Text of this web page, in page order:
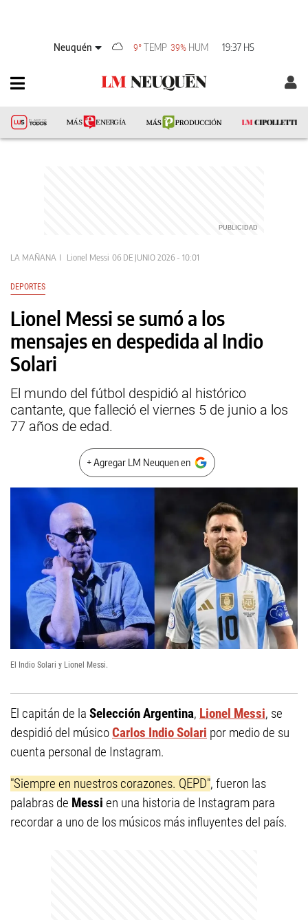
Neuquén 9°TEMP 39% HUM 19:37 HS
LA MAÑANA Lionel Messi 06 DE JUNIO 2026 - 10:01
DEPORTES
Lionel Messi se sumó a los
mensajes en despedida al Indio
Solari
El mundo del fútbol despidió al histórico
cantante, que falleció el viernes 5 de junio a los
77 años de edad.
+ Agregar LM Neuquen en
El Indio Solari y Lionel Messi.
El capitán de la Selección Argentina, Lionel Messi, se
despidió del músicoCarlos Indio Solari por medio de su
cuenta personal de Instagram.
"Siempre en nuestros corazones. QEPD", fueron las
palabras de Messi en una historia de Instagram para
recordar a uno de los músicos más influyentes del país.